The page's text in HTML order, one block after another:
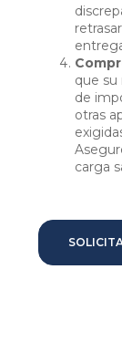
que su
de
otras
carga